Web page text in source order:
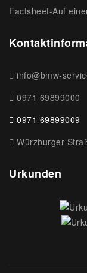
Factsheet-Auf
info@bmw-
0971 69899000
0971 69899009
Würzburger
Urkunden